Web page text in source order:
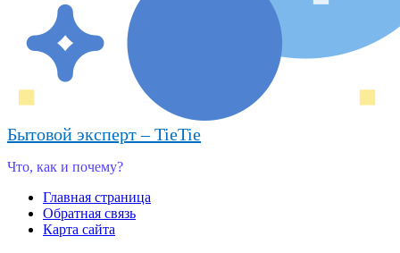
Бытовой эксперт – TieTie
Что, как и почему?
Главная страница
Обратная связь
Карта сайта